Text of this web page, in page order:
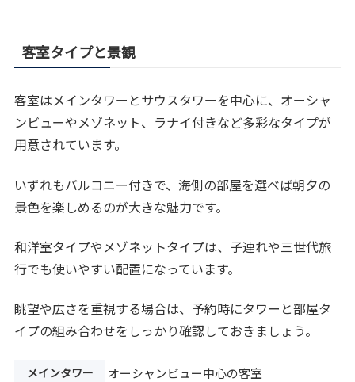
客室タイプと景観
客室はメインタワーとサウスタワーを中心に、オーシャ
ンビューやメゾネット、ラナイ付きなど多彩なタイプが
用意されています。
いずれもバルコニー付きで、海側の部屋を選べば朝夕の
景色を楽しめるのが大きな魅力です。
和洋室タイプやメゾネットタイプは、子連れや三世代旅
行でも使いやすい配置になっています。
眺望や広さを重視する場合は、予約時にタワーと部屋タ
イプの組み合わせをしっかり確認しておきましょう。
メインタワー オーシャンビュー中心の客室